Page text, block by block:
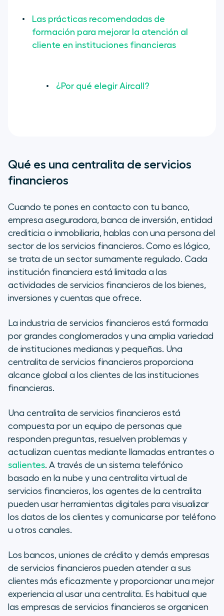
Las prácticas recomendadas de
formación para mejorar la atención al
cliente en instituciones financieras
¿Por qué elegir Aircall?
Qué es una centralita de servicios
financieros
Cuando te pones en contacto con tu banco,
empresa aseguradora, banca de inversión, entidad
crediticia o inmobiliaria, hablas con una persona del
sector de los servicios financieros. Como es lógico,
se trata de un sector sumamente regulado. Cada
institución financiera está limitada a las
actividades de servicios financieros de los bienes,
inversiones y cuentas que ofrece.
La industria de servicios financieros está formada
por grandes conglomerados y una amplia variedad
de instituciones medianas y pequeñas. Una
centralita de servicios financieros proporciona
alcance global a los clientes de las instituciones
financieras.
Una centralita de servicios financieros está
compuesta por un equipo de personas que
responden preguntas, resuelven problemas y
actualizan cuentas mediante llamadas entrantes o
salientes. A través de un sistema telefónico
basado en la nube y una centralita virtual de
servicios financieros, los agentes de la centralita
pueden usar herramientas digitales para visualizar
los datos de los clientes y comunicarse por teléfono
u otros canales.
Los bancos, uniones de crédito y demás empresas
de servicios financieros pueden atender a sus
clientes más eficazmente y proporcionar una mejor
experiencia al usar una centralita. Es habitual que
las empresas de servicios financieros se organicen